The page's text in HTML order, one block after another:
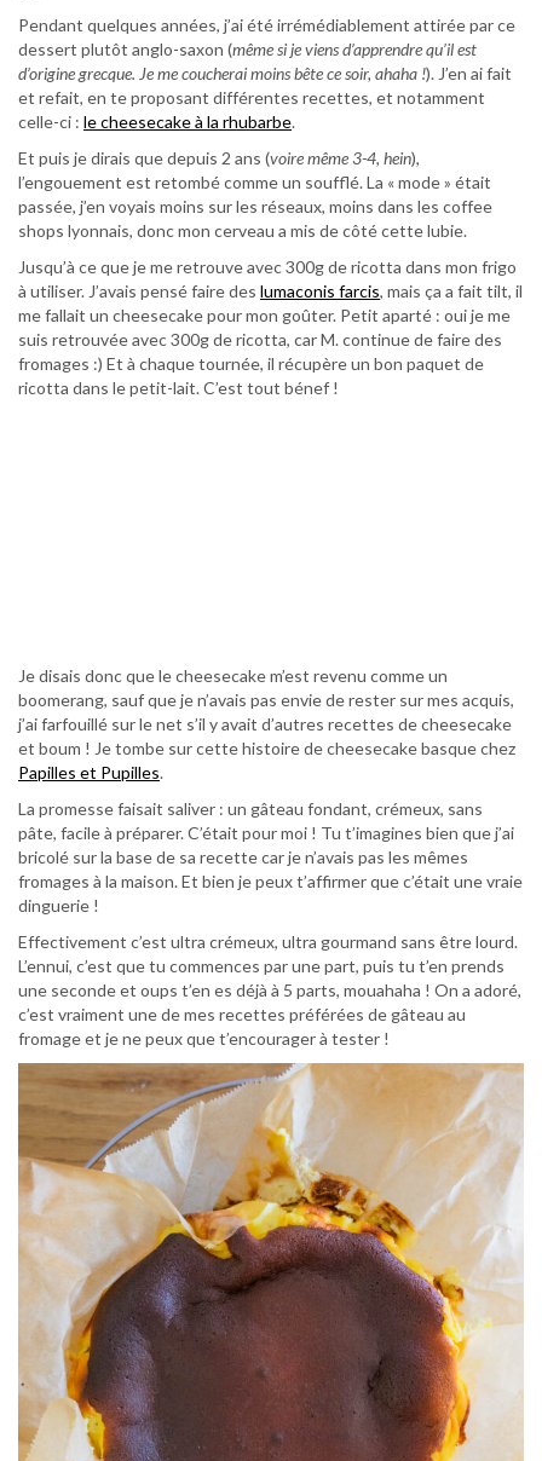
Pendant quelques années, j’ai été irrémédiablement attirée par ce
dessert plutôt anglo-saxon (même si je viens d’apprendre qu’il est
d’origine grecque. Je me coucherai moins bête ce soir, ahaha !). J’en ai fait
et refait, en te proposant différentes recettes, et notamment
celle-ci : le cheesecake à la rhubarbe.
Et puis je dirais que depuis 2 ans (voire même 3-4, hein),
l’engouement est retombé comme un soufflé. La « mode » était
passée, j’en voyais moins sur les réseaux, moins dans les coffee
shops lyonnais, donc mon cerveau a mis de côté cette lubie.
Jusqu’à ce que je me retrouve avec 300g de ricotta dans mon frigo
à utiliser. J’avais pensé faire des lumaconis farcis, mais ça a fait tilt, il
me fallait un cheesecake pour mon goûter. Petit aparté : oui je me
suis retrouvée avec 300g de ricotta, car M. continue de faire des
fromages :) Et à chaque tournée, il récupère un bon paquet de
ricotta dans le petit-lait. C’est tout bénef !
Je disais donc que le cheesecake m’est revenu comme un
boomerang, sauf que je n’avais pas envie de rester sur mes acquis,
j’ai farfouillé sur le net s’il y avait d’autres recettes de cheesecake
et boum ! Je tombe sur cette histoire de cheesecake basque chez
Papilles et Pupilles.
La promesse faisait saliver : un gâteau fondant, crémeux, sans
pâte, facile à préparer. C’était pour moi ! Tu t’imagines bien que j’ai
bricolé sur la base de sa recette car je n’avais pas les mêmes
fromages à la maison. Et bien je peux t’affirmer que c’était une vraie
dinguerie !
Effectivement c’est ultra crémeux, ultra gourmand sans être lourd.
L’ennui, c’est que tu commences par une part, puis tu t’en prends
une seconde et oups t’en es déjà à 5 parts, mouahaha ! On a adoré,
c’est vraiment une de mes recettes préférées de gâteau au
fromage et je ne peux que t’encourager à tester !